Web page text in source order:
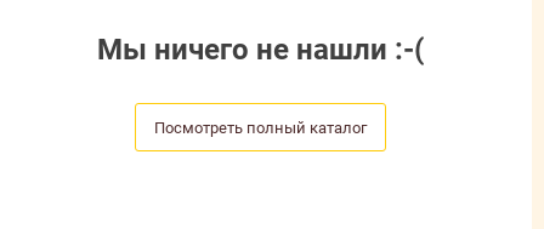
Мы ничего не нашли :-(
Посмотреть полный каталог